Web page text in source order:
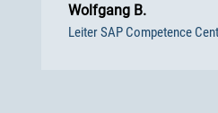
Wolfgang B.
Leiter SAP Competence